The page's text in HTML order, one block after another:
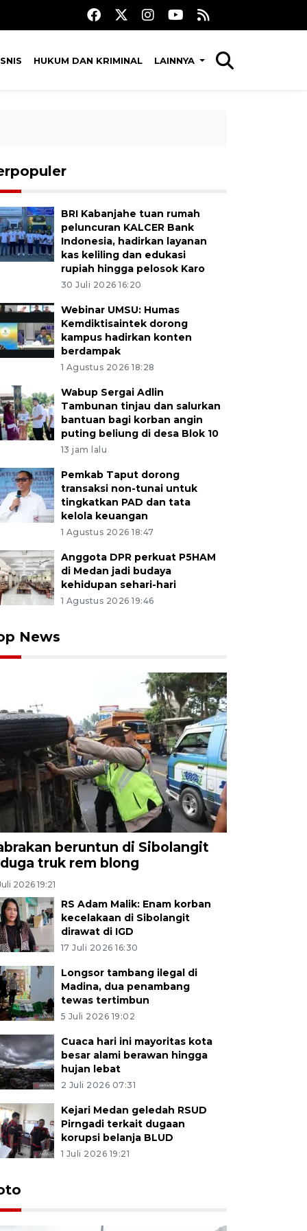
HUKUM DAN KRIMINAL LAINNYA
BRI Kabanjahe tuan rumah
peluncuran KALCER Bank
Indonesia, hadirkan layanan
kas keliling dan edukasi
rupiah hingga pelosok Karo
30 Juli 2026 16:20
Webinar UMSU: Humas
Kemdiktisaintek dorong
kampus hadirkan konten
berdampak
1 Agustus 2026 18:28
Wabup Sergai Adlin
Tambunan tinjau dan salurkan
bantuan bagi korban angin
puting beliung di desa Blok 10
13 jam lalu
Pemkab Taput dorong
transaksi non-tunai untuk
tingkatkan PAD dan tata
kelola keuangan
1 Agustus 2026 18:47
Anggota DPR perkuat P5HAM
di Medan jadi budaya
kehidupan sehari-hari
1 Agustus 2026 19:46
News
beruntun di Sibolangit
truk rem blong
2026 19:21
RS Adam Malik: Enam korban
kecelakaan di Sibolangit
dirawat di IGD
17 Juli 2026 16:30
Longsor tambang ilegal di
Madina, dua penambang
tewas tertimbun
5 Juli 2026 19:02
Cuaca hari ini mayoritas kota
besar alami berawan hingga
hujan lebat
2 Juli 2026 07:31
Kejari Medan geledah RSUD
Pirngadi terkait dugaan
korupsi belanja BLUD
1 Juli 2026 19:21